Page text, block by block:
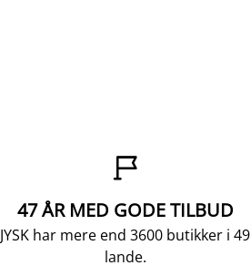

47 ÅR MED GODE TILBUD
JYSK har mere end 3600 butikker i 49
lande.